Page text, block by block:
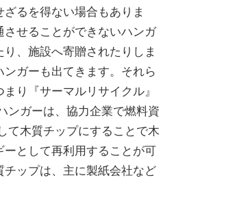
るを得ない場合もありま
せることができないハンガ
、施設へ寄贈されたりしま
ガーも出てきます。それら
り『サーマルリサイクル』
ンガーは、協力企業で燃料資
て木質チップにすることで木
として再利用することが可
ップは、主に製紙会社など